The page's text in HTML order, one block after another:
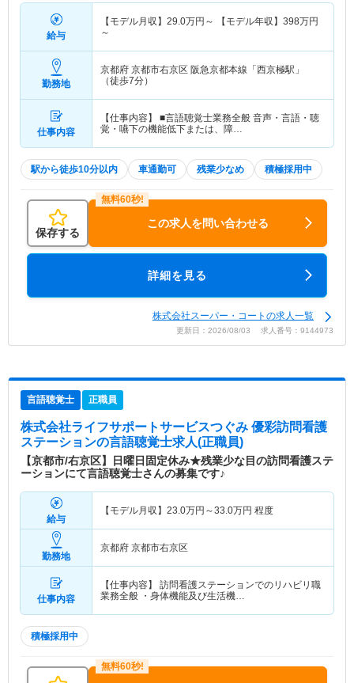
給与
【モデル月収】 29.0万円～ 【モデル年収】 398万円
～
勤務地
京都府 京都市右京区 阪急京都本線「西京極駅」
（徒歩7分）
仕事内容
【仕事内容】 ■言語聴覚士業務全般 音声・言語・聴
覚・嚥下の機能低下または、障…
駅から徒歩10分以内 車通勤可 残業少なめ 積極採用中
保存する
この求人を問い合わせる
詳細を見る
株式会社スーパー・コートの求人一覧
更新日：2026/08/03 求人番号：9144973
言語聴覚士 正職員
株式会社ライフサポートサービスつぐみ 優彩訪問看護
ステーションの言語聴覚士求人(正職員)
【京都市/右京区】日曜日固定休み★残業少な目の訪問看護ステ
ーションにて言語聴覚士さんの募集です♪
給与
【モデル月収】 23.0万円～33.0万円 程度
勤務地
京都府 京都市右京区
仕事内容
【仕事内容】 訪問看護ステーションでのリハビリ職
業務全般 ・身体機能及び生活機…
積極採用中